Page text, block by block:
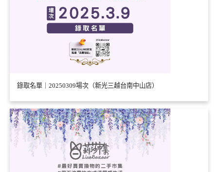
錄取名單｜20250309場次（新光三越台南中山店）